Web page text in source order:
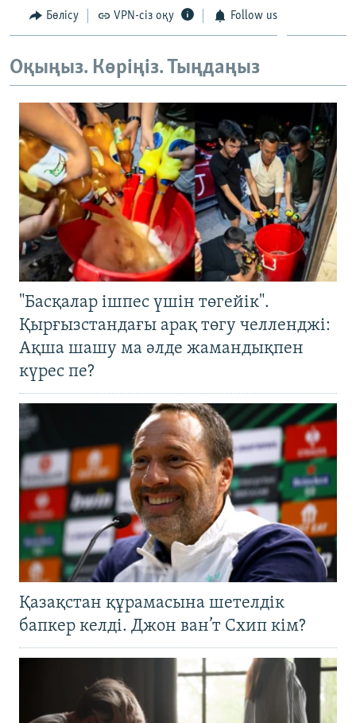
Бөлісу VPN-сіз оқу Follow us
Оқыңыз. Көріңіз. Тыңдаңыз
"Басқалар ішпес үшін төгейік".
Қырғызстандағы арақ төгу челленджі:
Ақша шашу ма әлде жамандықпен
күрес пе?
Қазақстан құрамасына шетелдік
бапкер келді. Джон ван’т Схип кім?